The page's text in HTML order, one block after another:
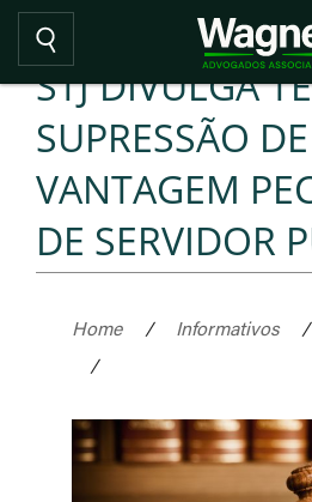
STJ DIVULGA
SUPRESSÃO DE
VANTAGEM
DE SERVIDOR
Home / Informativos /
/